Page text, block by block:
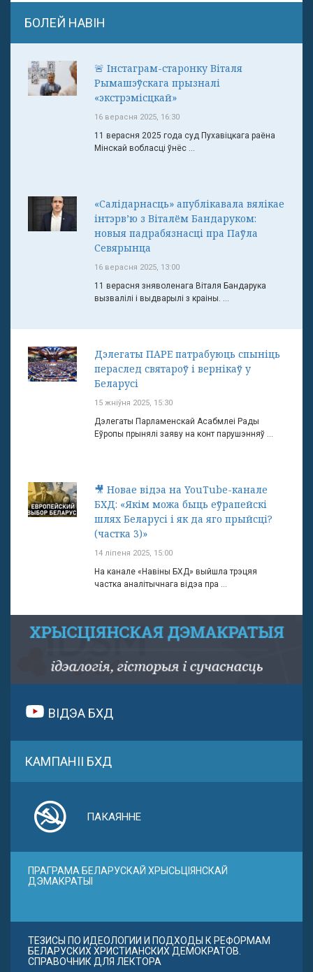
БОЛЕЙ НАВІН
🚨 Інстаграм-старонку Віталя
Рымашэўскага прызналі
«экстрэмісцкай»
16 верасня 2025, 16:30
11 верасня 2025 года суд Пухавіцкага раёна
Мінскай вобласці ўнёс ...
«Салідарнасць» апублікавала вялікае
інтэрв’ю з Віталём Бандаруком:
новыя падрабязнасці пра Паўла
Севярынца
16 верасня 2025, 13:00
11 верасня зняволенага Віталя Бандарука
вызвалілі і выдварылі з краіны. ...
Дэлегаты ПАРЕ патрабуюць спыніць
пераслед святароў і вернікаў у
Беларусі
15 жніўня 2025, 15:30
Дэлегаты Парламенскай Асабмлеі Рады
Еўропы прынялі заяву на конт парушэнняў ...
🎥 Новае відэа на YouTube-канале
БХД: «Якім можа быць еўрапейскі
шлях Беларусі і як да яго прыйсці?
(частка 3)»
14 ліпеня 2025, 15:00
На канале «Навіны БХД» выйшла трэцяя
частка аналітычнага відэа пра ...
ВІДЭА БХД
КАМПАНІІ БХД
ПАКАЯННЕ
ПРАГРАМА БЕЛАРУСКАЙ ХРЫСЬЦІЯНСКАЙ
ДЭМАКРАТЫІ
ТЕЗИСЫ ПО ИДЕОЛОГИИ И ПОДХОДЫ К РЕФОРМАМ
БЕЛАРУСКИХ ХРИСТИАНСКИХ ДЕМОКРАТОВ.
СПРАВОЧНИК ДЛЯ ЛЕКТОРА